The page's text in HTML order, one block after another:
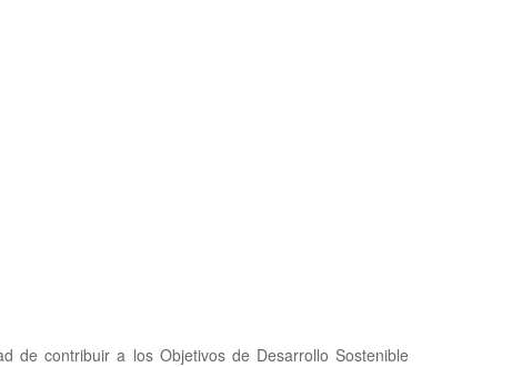
de contribuir a los Objetivos de Desarrollo Sostenible